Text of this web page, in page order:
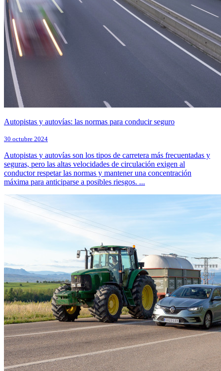
Autopistas y autovías: las normas para conducir seguro
30 octubre 2024
Autopistas y autovías son los tipos de carretera más frecuentadas y
seguras, pero las altas velocidades de circulación exigen al
conductor respetar las normas y mantener una concentración
máxima para anticiparse a posibles riesgos. ...